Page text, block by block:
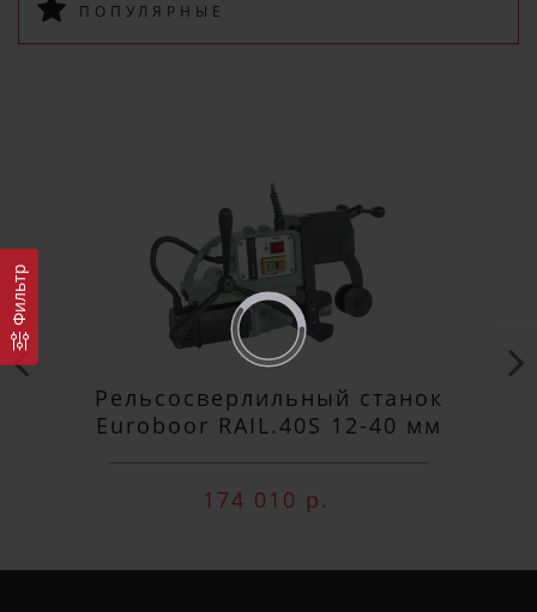
Заказ вы можете оплатить любым
способом, включая online оплату
и беспроцентную рассрочку!
В нашем магазине всегда
актуальные цены!
Фильтр
ПОПУЛЯРНЫЕ
Рельсосверлильный станок
Euroboor RAIL.40S 12-40 мм
174 010 р.